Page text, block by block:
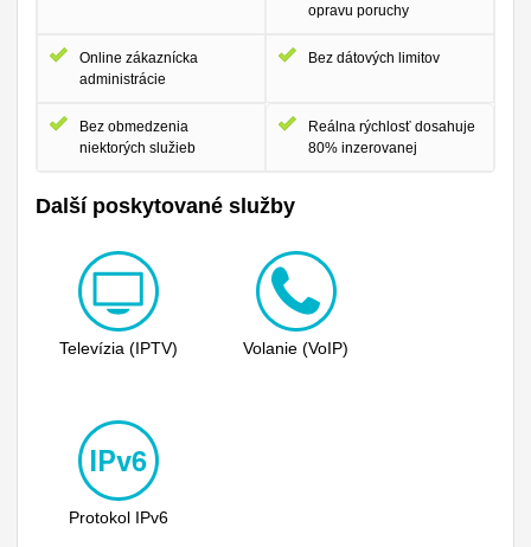
opravu poruchy
Online zákaznícka
administrácie
Bez dátových limitov
Bez obmedzenia
niektorých služieb
Reálna rýchlosť dosahuje
80% inzerovanej
Další poskytované služby
Televízia (IPTV) Volanie (VoIP)
Protokol IPv6